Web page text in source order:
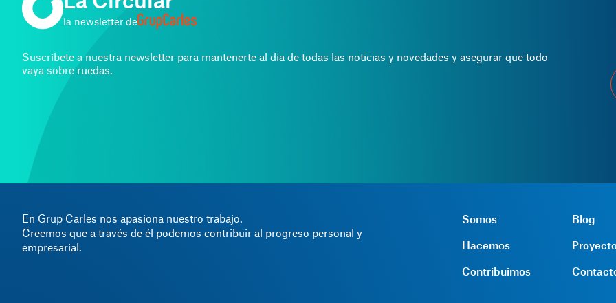
En Grup Carles nos apasiona nuestro trabajo.
Creemos que a través de él podemos contribuir al progreso personal y
empresarial.
Somos
Hacemos
Contribuimos
Blog
la newsletter de
Suscríbete a nuestra newsletter para mantenerte al día de todas las noticias y novedades y asegurar que todo
vaya sobre ruedas.